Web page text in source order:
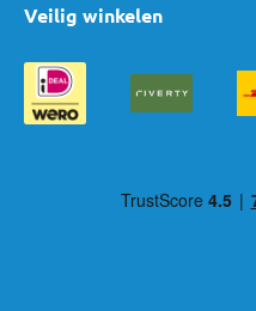
Veilig winkelen